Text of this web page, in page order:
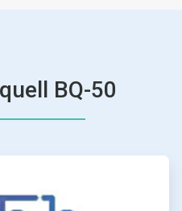
BQ-50
von